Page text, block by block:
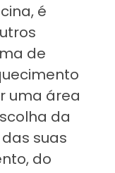
é
de
uma área
da
suas
do